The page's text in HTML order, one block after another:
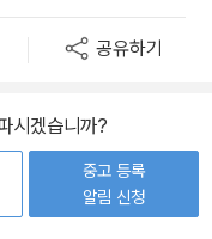
공유하기
시겠습니까?
중고 등록
알림 신청